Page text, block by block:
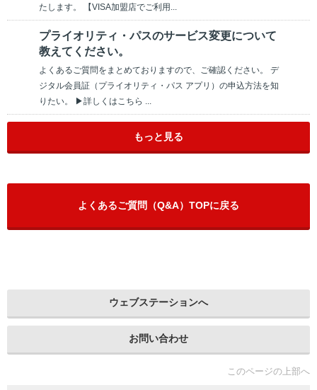
たします。 【VISA加盟店でご利用...
プライオリティ・パスのサービス変更について
教えてください。
よくあるご質問をまとめておりますので、ご確認ください。 デ
ジタル会員証（プライオリティ・パス アプリ）の申込方法を知
りたい。 ▶詳しくはこちら ...
もっと見る
よくあるご質問（Q&A）TOPに戻る
ウェブステーションへ
お問い合わせ
このページの上部へ